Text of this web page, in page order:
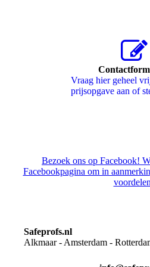
Vraag hier geheel
prijsopgave aan of
Bezoek ons op Facebook!
Facebookpagina om in
Safeprofs.nl
Alkmaar - Amsterdam -